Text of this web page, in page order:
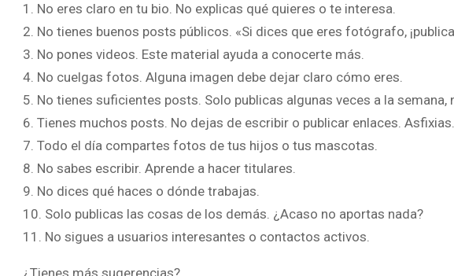
1. No eres claro en tu bio. No explicas qué quieres o te interesa.
2. No tienes buenos posts públicos. «Si dices que eres fotógrafo,
3. No pones videos. Este material ayuda a conocerte más.
4. No cuelgas fotos. Alguna imagen debe dejar claro cómo eres.
5. No tienes suficientes posts. Solo publicas algunas veces a la semana,
6. Tienes muchos posts. No dejas de escribir o publicar enlaces. Asfixias.
7. Todo el día compartes fotos de tus hijos o tus mascotas.
8. No sabes escribir. Aprende a hacer titulares.
9. No dices qué haces o dónde trabajas.
10. Solo publicas las cosas de los demás. ¿Acaso no aportas nada?
11. No sigues a usuarios interesantes o contactos activos.
¿Tienes más sugerencias?